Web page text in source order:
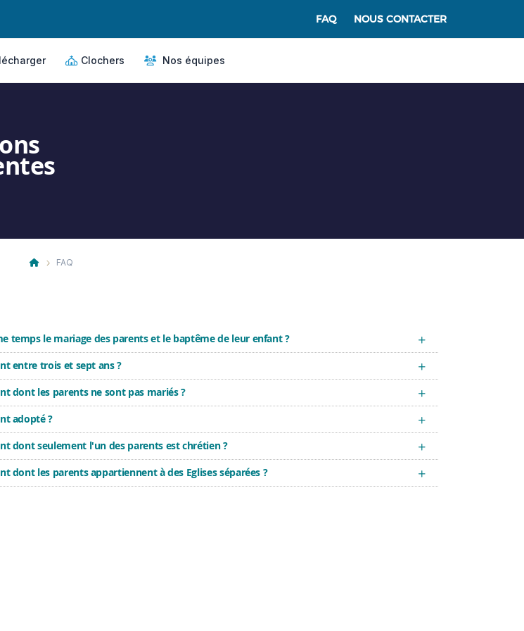
FAQ NOUS CONTACTER
Clochers Nos équipes
FAQ
temps le mariage des parents et le baptême de leur enfant ?
entre trois et sept ans ?
dont les parents ne sont pas mariés ?
adopté ?
dont seulement l'un des parents est chrétien ?
dont les parents appartiennent à des Eglises séparées ?